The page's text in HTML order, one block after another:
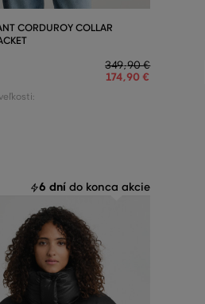
CORDUROY COLLAR
349,90 €
174,90 €
6 dní do konca akcie